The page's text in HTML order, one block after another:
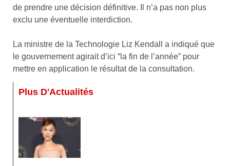
de prendre une décision définitive. Il n’a pas non plus
exclu une éventuelle interdiction.
La ministre de la Technologie Liz Kendall a indiqué que
le gouvernement agirait d’ici “la fin de l’année” pour
mettre en application le résultat de la consultation.
Plus D'Actualités